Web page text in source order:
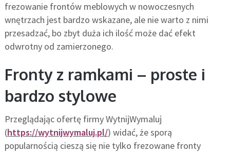
frezowanie frontów meblowych w nowoczesnych
wnętrzach jest bardzo wskazane, ale nie warto z nimi
przesadzać, bo zbyt duża ich ilość może dać efekt
odwrotny od zamierzonego.
Fronty z ramkami – proste i
bardzo stylowe
Przeglądając ofertę firmy WytnijWymaluj
(https://wytnijwymaluj.pl/) widać, że sporą
popularnością cieszą się nie tylko frezowane fronty